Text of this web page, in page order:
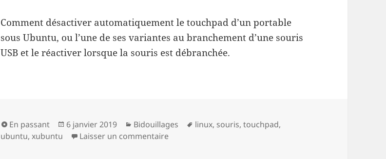
Comment désactiver automatiquement le touchpad d’un portable
sous Ubuntu, ou l’une de ses variantes au branchement d’une souris
USB et le réactiver lorsque la souris est débranchée.
Format
En passant
Publié
le
6 janvier 2019 Catégories
Bidouillages
Mots-
linux, souris,touchpad,
ubuntu,xubuntu Laisser un commentairesur Désactiver le pavé tactile lorsqu’une souris USB est